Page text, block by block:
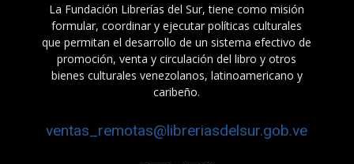
La Fundación Librerías del Sur, tiene como misión
formular, coordinar y ejecutar políticas culturales
que permitan el desarrollo de un sistema efectivo de
promoción, venta y circulación del libro y otros
bienes culturales venezolanos, latinoamericano y
caribeño.
ventas_remotas@libreriasdelsur.gob.ve